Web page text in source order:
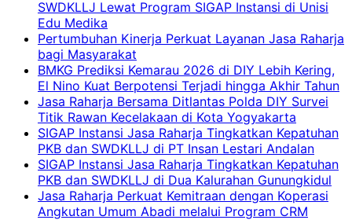
SWDKLLJ Lewat Program SIGAP Instansi di Unisi
Edu Medika
Pertumbuhan Kinerja Perkuat Layanan Jasa Raharja
bagi Masyarakat
BMKG Prediksi Kemarau 2026 di DIY Lebih Kering,
El Nino Kuat Berpotensi Terjadi hingga Akhir Tahun
Jasa Raharja Bersama Ditlantas Polda DIY Survei
Titik Rawan Kecelakaan di Kota Yogyakarta
SIGAP Instansi Jasa Raharja Tingkatkan Kepatuhan
PKB dan SWDKLLJ di PT Insan Lestari Andalan
SIGAP Instansi Jasa Raharja Tingkatkan Kepatuhan
PKB dan SWDKLLJ di Dua Kalurahan Gunungkidul
Jasa Raharja Perkuat Kemitraan dengan Koperasi
Angkutan Umum Abadi melalui Program CRM